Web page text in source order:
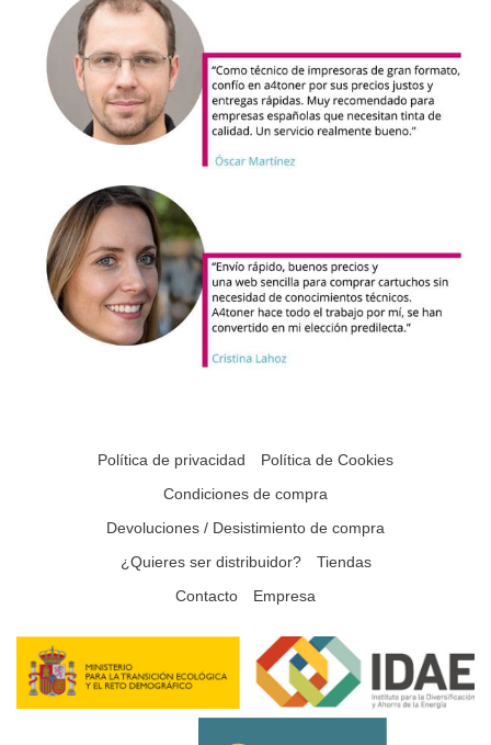
Política de privacidad
Política de Cookies
Condiciones de compra
Devoluciones / Desistimiento de compra
¿Quieres ser distribuidor?
Tiendas
Contacto
Empresa